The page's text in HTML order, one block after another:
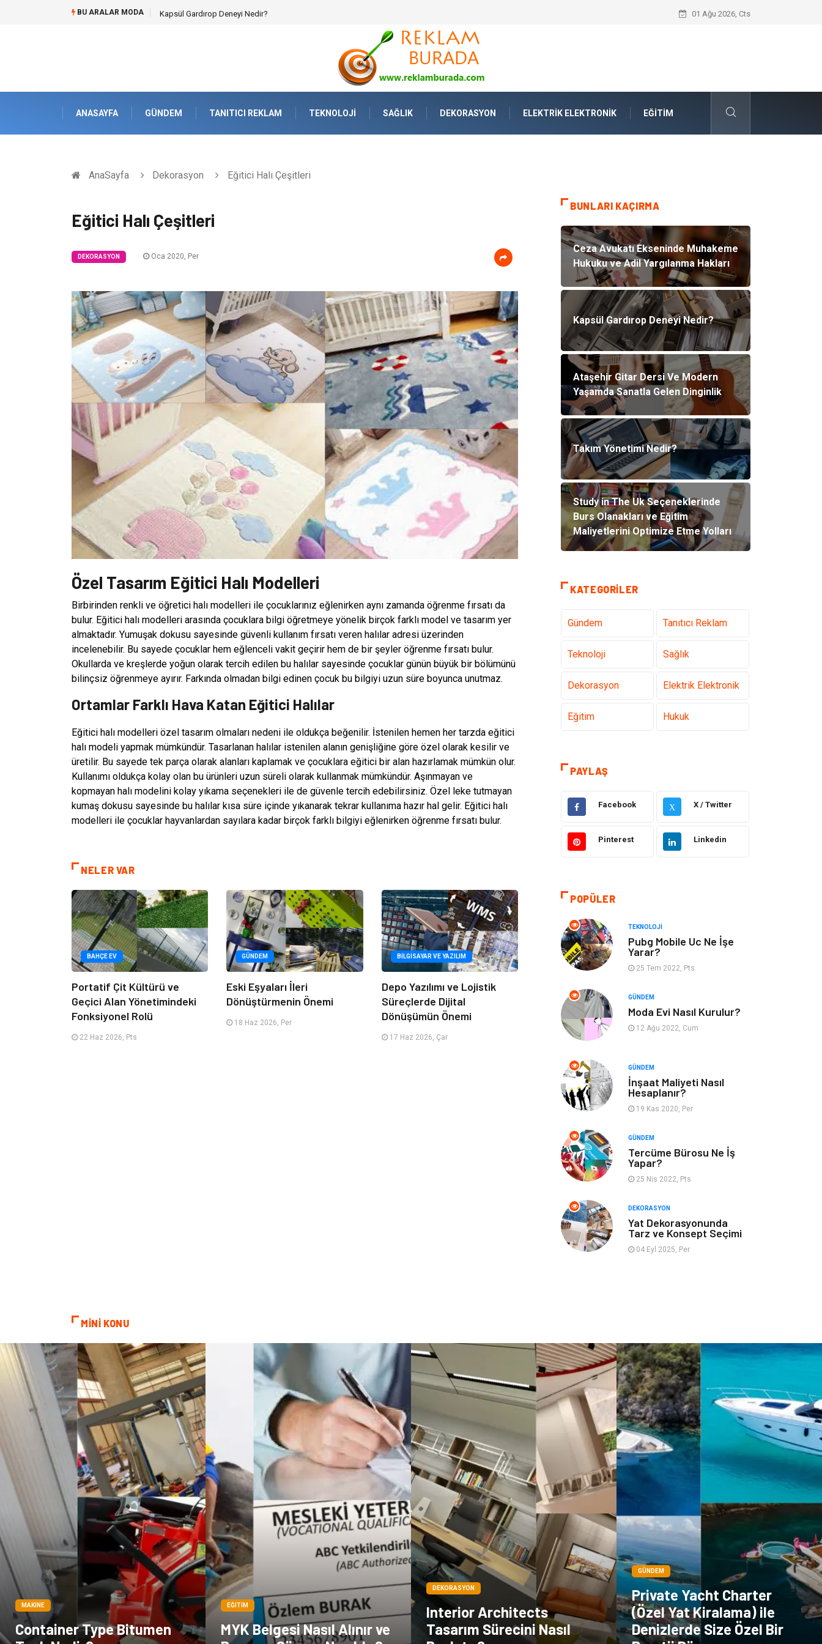
BU ARALAR MODA Kapsül Gardırop Deneyi Nedir? Ataşehir Gitar Dersi Ve Modern
01 Ağu 2026, Cts
ANASAYFA GÜNDEM TANITICI REKLAM TEKNOLOJI SAĞLIK DEKORASYON ELEKTRIK ELEKTRONIK EĞITIM
AnaSayfa Dekorasyon Eğitici Halı Çeşitleri
Eğitici Halı Çeşitleri
DEKORASYON Oca 2020, Per
Özel Tasarım Eğitici Halı Modelleri
Birbirinden renkli ve öğretici halı modelleri ile çocuklarınız eğlenirken aynı zamanda öğrenme fırsatı da
bulur. Eğitici halı modelleri arasında çocuklara bilgi öğretmeye yönelik birçok farklı model ve tasarım yer
almaktadır. Yumuşak dokusu sayesinde güvenli kullanım fırsatı veren halılar adresi üzerinden
incelenebilir. Bu sayede çocuklar hem eğlenceli vakit geçirir hem de bir şeyler öğrenme fırsatı bulur.
Okullarda ve kreşlerde yoğun olarak tercih edilen bu halılar sayesinde çocuklar günün büyük bir bölümünü
bilinçsiz öğrenmeye ayırır. Farkında olmadan bilgi edinen çocuk bu bilgiyi uzun süre boyunca unutmaz.
Ortamlar Farklı Hava Katan Eğitici Halılar
Eğitici halı modelleri özel tasarım olmaları nedeni ile oldukça beğenilir. İstenilen hemen her tarzda eğitici
halı modeli yapmak mümkündür. Tasarlanan halılar istenilen alanın genişliğine göre özel olarak kesilir ve
üretilir. Bu sayede tek parça olarak alanları kaplamak ve çocuklara eğitici bir alan hazırlamak mümkün olur.
Kullanımı oldukça kolay olan bu ürünleri uzun süreli olarak kullanmak mümkündür. Aşınmayan ve
kopmayan halı modelini kolay yıkama seçenekleri ile de güvenle tercih edebilirsiniz. Özel leke tutmayan
kumaş dokusu sayesinde bu halılar kısa süre içinde yıkanarak tekrar kullanıma hazır hal gelir. Eğitici halı
modelleri ile çocuklar hayvanlardan sayılara kadar birçok farklı bilgiyi eğlenirken öğrenme fırsatı bulur.
NELER VAR
BAHÇE EV
Portatif Çit Kültürü ve
Geçici Alan Yönetimindeki
Fonksiyonel Rolü
22 Haz 2026, Pts
GÜNDEM
Eski Eşyaları İleri
Dönüştürmenin Önemi
18 Haz 2026, Per
BILGISAYAR VE YAZILIM
Depo Yazılımı ve Lojistik
Süreçlerde Dijital
Dönüşümün Önemi
17 Haz 2026, Çar
BUNLARI KAÇIRMA
Ceza Avukatı Ekseninde Muhakeme
Hukuku ve Adil Yargılanma Hakları
Kapsül Gardırop Deneyi Nedir?
Ataşehir Gitar Dersi Ve Modern
Yaşamda Sanatla Gelen Dinginlik
Takım Yönetimi Nedir?
Study in The Uk Seçeneklerinde
Burs Olanakları ve Eğitim
Maliyetlerini Optimize Etme Yolları
KATEGORILER
Gündem Tanıtıcı Reklam
Teknoloji Sağlık
Dekorasyon Elektrik Elektronik
Eğitim Hukuk
Taşımacılık
Alışveriş
Maden ve Metal
Güzellik & Bakım Tatil
Otomotiv
Aksesuar Eğitim Kurumları
Hizmet
Mobilya Pazarlama
Nakliyat Plastik
Hediyelik Eşya Eğlence
Alüminyum Bilişim
Kültür Sanat
Endüstriyel
Ambalaj İthalat İhracat
Dernekler ve
Birlikler
PAYLAŞ
Facebook X X / Twitter
Pinterest Linkedin
POPÜLER
TEKNOLOJI
Pubg Mobile Uc Ne İşe
Yarar?
25 Tem 2022, Pts
GÜNDEM
Moda Evi Nasıl Kurulur?
12 Ağu 2022, Cum
GÜNDEM
İnşaat Maliyeti Nasıl
Hesaplanır?
19 Kas 2020, Per
GÜNDEM
Tercüme Bürosu Ne İş
Yapar?
25 Nis 2022, Pts
DEKORASYON
Yat Dekorasyonunda
Tarz ve Konsept Seçimi
04 Eyl 2025, Per
MİNİ KONU
MAKINE
Container Type Bitumen
EĞITIM
MYK Belgesi Nasıl Alınır ve
DEKORASYON
Interior Architects
Tasarım Sürecini Nasıl
GÜNDEM
Private Yacht Charter
(Özel Yat Kiralama) ile
Denizlerde Size Özel Bir